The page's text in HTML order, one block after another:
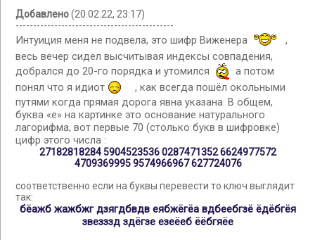
Добавлено(20.02.22, 23:17)
---------------------------------------------
Интуиция меня не подвела, это шифр Виженера
,
весь вечер сидел высчитывая индексы совпадения,
добрался до 20-го порядка и утомился
а потом
понял что я идиот
, как всегда пошёл окольными
путями когда прямая дорога явна указана. В общем,
буква «е» на картинке это основание натурального
лагорифма, вот первые 70 (столько букв в шифровке)
цифр этого числа :
27182818284 5904523536 0287471352 6624977572
4709369995 9574966967 627724076
соответственно если на буквы перевести то ключ выглядит
так:
бёажб жажбжг дзягдбвдв еябжёгёа вдбеебгзё ёдёбгёя
звезззд здёгзе езеёеб ёёбгяёе